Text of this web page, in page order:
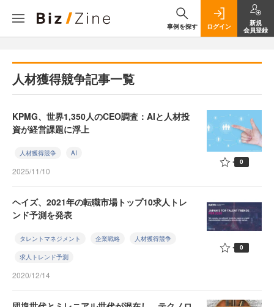
事例を探す ログイン
新規
会員登録
人材獲得競争記事一覧
KPMG、世界1,350人のCEO調査：AIと人材投
資が経営課題に浮上
人材獲得競争 AI
2025/11/10
0
ヘイズ、2021年の転職市場トップ10求人トレ
ンド予測を発表
タレントマネジメント 企業戦略 人材獲得競争
求人トレンド予測
2020/12/14
0